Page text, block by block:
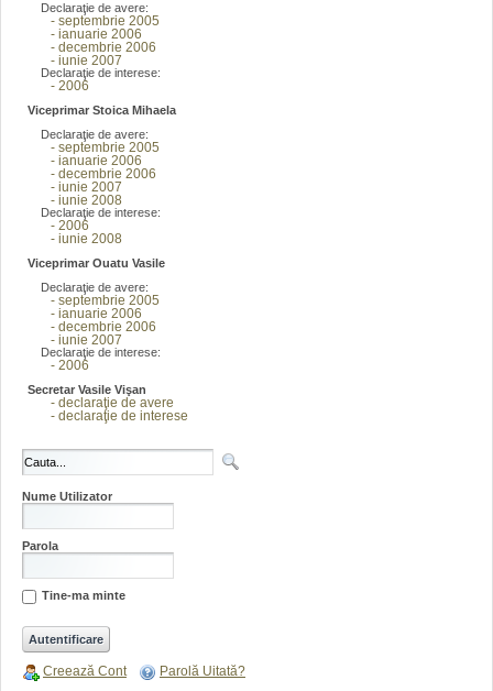
Declaraţie de avere:
- septembrie 2005
- ianuarie 2006
- decembrie 2006
- iunie 2007
Declaraţie de interese:
- 2006
Viceprimar Stoica Mihaela
Declaraţie de avere:
- septembrie 2005
- ianuarie 2006
- decembrie 2006
- iunie 2007
- iunie 2008
Declaraţie de interese:
- 2006
- iunie 2008
Viceprimar Ouatu Vasile
Declaraţie de avere:
- septembrie 2005
- ianuarie 2006
- decembrie 2006
- iunie 2007
Declaraţie de interese:
- 2006
Secretar Vasile Vişan
- declaraţie de avere
- declaraţie de interese
Nume Utilizator
Parola
Tine-ma minte
Creează Cont Parolă Uitată?